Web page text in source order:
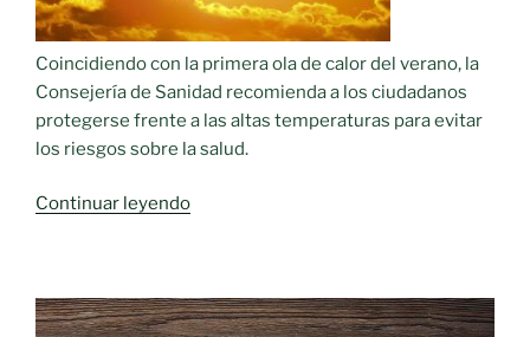
Coincidiendo con la primera ola de calor del verano, la
Consejería de Sanidad recomienda a los ciudadanos
protegerse frente a las altas temperaturas para evitar
los riesgos sobre la salud.
Continuar leyendo«Recomendaciones
a